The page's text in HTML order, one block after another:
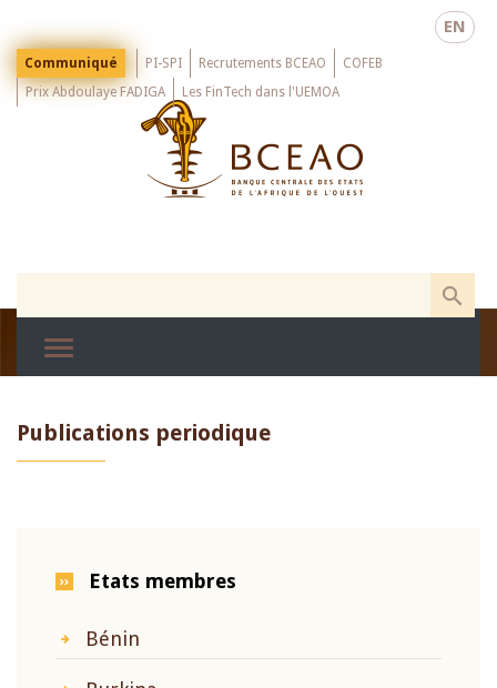
main
EN
Menu
Top
Communiqué PI-SPI Recrutements BCEAO
COFEB
Prix Abdoulaye FADIGA
Les FinTech dans l'UEMOA
Publications periodique
Etats membres
Bénin